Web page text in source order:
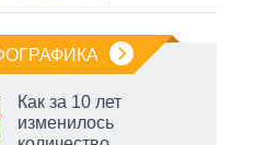
Как за 10 лет
изменилось